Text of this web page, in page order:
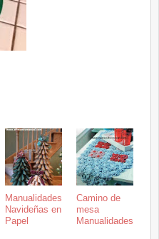
Manualidades
Navideñas en
Papel
Camino de
mesa
Manualidades